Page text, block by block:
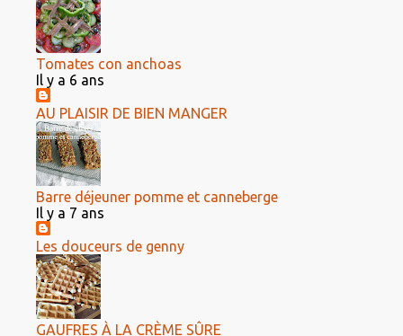
Tomates con anchoas
Il y a 6 ans
AU PLAISIR DE BIEN MANGER
Barre déjeuner pomme et canneberge
Il y a 7 ans
Les douceurs de genny
GAUFRES À LA CRÈME SÛRE